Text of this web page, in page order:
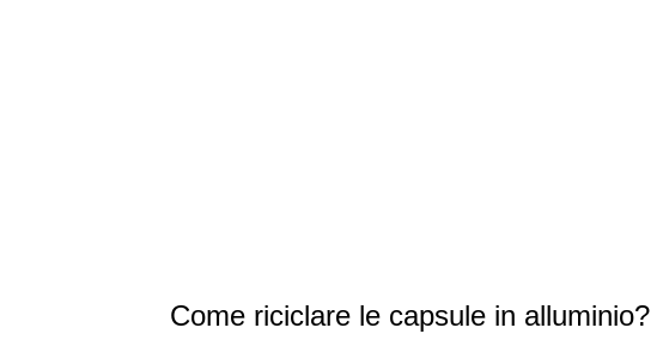
Come riciclare le capsule in alluminio?